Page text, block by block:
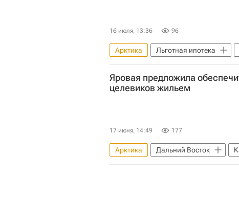
16 июля, 13:36 96
Арктика Льготная ипотека
Владимир Путин
Ипотека
Яровая предложила
целевиков жильем
17 июня, 14:49 177
Арктика Дальний Восток
Жилье